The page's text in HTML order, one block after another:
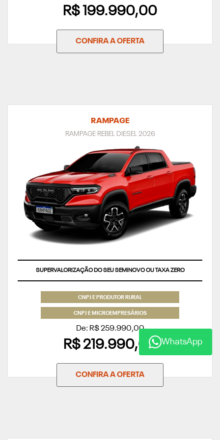
R$ 199.990,00
CONFIRA A OFERTA
RAMPAGE
RAMPAGE REBEL DIESEL 2026
SUPERVALORIZAÇÃO DO SEU SEMINOVO OU TAXA ZERO
CNPJ E PRODUTOR RURAL
CNPJ E MICROEMPRESÁRIOS
De: R$ 259.990,00
R$ 219.990,00
CONFIRA A OFERTA
WhatsApp